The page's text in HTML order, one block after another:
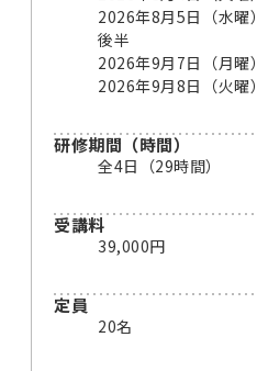
2026年8月5日（水曜）
後半
2026年9月7日（月曜）
2026年9月8日（火曜）
研修期間（時間）
全4日（29時間）
受講料
39,000円
定員
20名